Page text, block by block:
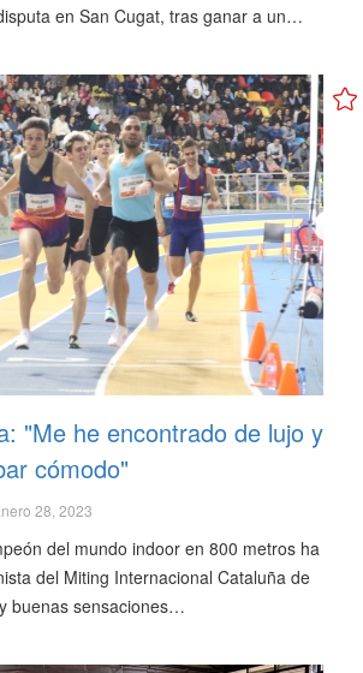
en San Cugat, tras ganar a un…
"Me he encontrado de lujo y
cómodo"
28, 2023
del mundo indoor en 800 metros ha
del Miting Internacional Cataluña de
buenas sensaciones…